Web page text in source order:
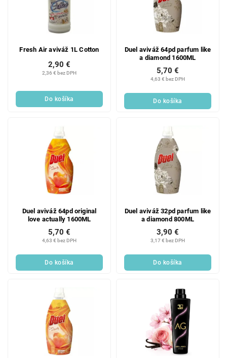
Fresh Air aviváž 1L Cotton
2,36 € bez DPH
2,90 €
Do košíka
Duel aviváž 64pd parfum like
a diamond 1600ML
4,63 € bez DPH
5,70 €
Do košíka
Duel aviváž 64pd original
love actually 1600ML
4,63 € bez DPH
5,70 €
Do košíka
Duel aviváž 32pd parfum like
a diamond 800ML
3,17 € bez DPH
3,90 €
Do košíka